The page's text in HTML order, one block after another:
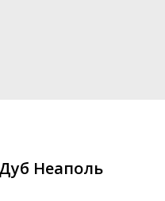
Неаполь